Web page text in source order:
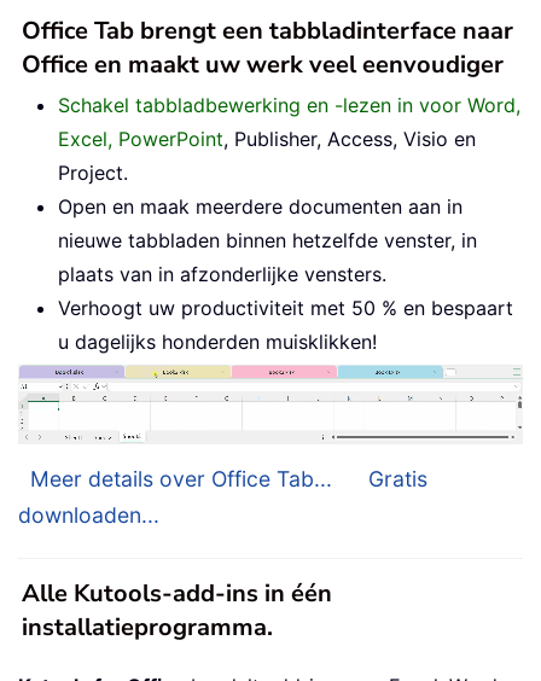
Office Tab brengt een tabbladinterface naar
Office en maakt uw werk veel eenvoudiger
Schakel tabbladbewerking en -lezen in voor Word,
Excel, PowerPoint, Publisher, Access, Visio en
Project.
Open en maak meerdere documenten aan in
nieuwe tabbladen binnen hetzelfde venster, in
plaats van in afzonderlijke vensters.
Verhoogt uw productiviteit met 50 % en bespaart
u dagelijks honderden muisklikken!
Meer details over Office Tab...
Gratis
downloaden...
Alle Kutools-add-ins in één
installatieprogramma.